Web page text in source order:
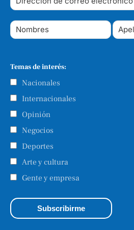
Temas de interés:
Nacionales
Internacionales
Opinión
Negocios
Deportes
Arte y cultura
Gente y empresa